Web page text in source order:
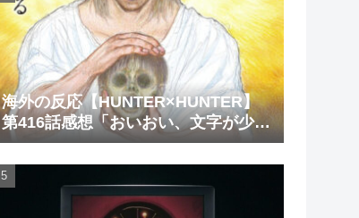
海外の反応【HUNTER×HUNTER】
第416話感想「おいおい、文字が少な
くてスッキリ読めるぞ！！」